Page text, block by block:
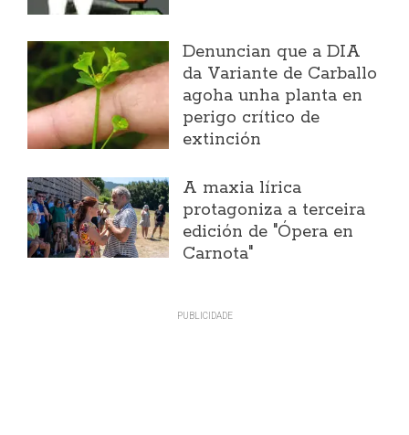
Denuncian que a DIA
da Variante de Carballo
agoha unha planta en
perigo crítico de
extinción
A maxia lírica
protagoniza a terceira
edición de "Ópera en
Carnota"